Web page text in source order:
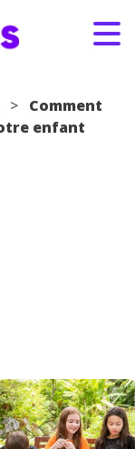
CONNEXION
> Comment
enfant